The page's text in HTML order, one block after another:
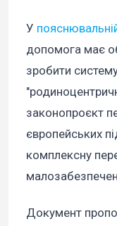
У
допомога має
зробити
законопроєкт
європейських
комплексну
Документ